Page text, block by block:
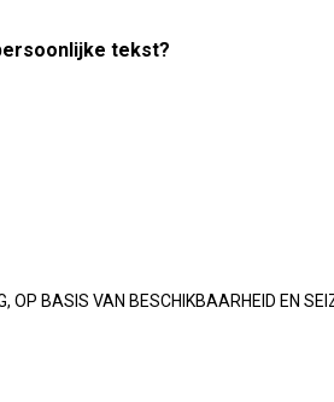
tekst?
OP BASIS VAN BESCHIKBAARHEID EN